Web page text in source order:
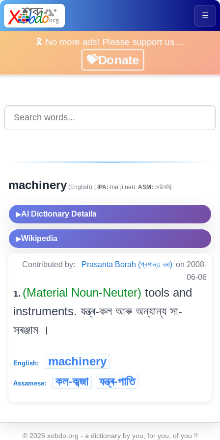
☰
🎗️ No more ads! Please support us ...
💝Donate
machinery (English) [IPA: məˈʃiːnəriː ASM: মেচিনাৰি]
▶AI Dictionary Details
▶Wikipedia
Contributed by: Prasanta Borah (প্ৰশান্ত বৰা) on 2008-
06-06
1. (Material Noun-Neuter) tools and
instruments. যন্ত্ৰ-কল আৰু অন্যান্য সা-
সৰঞ্জাম ।
English: machinery
Assamese: কল-কব্জা যন্ত্ৰ-পাতি
© 2026 xobdo.org - a dictionary by you, for you, of you !!